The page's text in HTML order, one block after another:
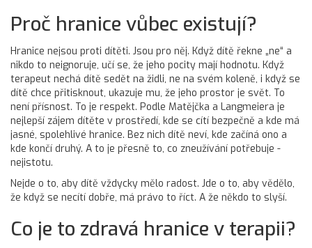
Proč hranice vůbec existují?
Hranice nejsou proti dítěti. Jsou pro něj. Když dítě řekne „ne“ a
nikdo to neignoruje, učí se, že jeho pocity mají hodnotu. Když
terapeut nechá dítě sedět na židli, ne na svém koleně, i když se
dítě chce přitisknout, ukazuje mu, že jeho prostor je svět. To
není přísnost. To je respekt. Podle Matějčka a Langmeiera je
nejlepší zájem dítěte v prostředí, kde se cítí bezpečně a kde má
jasné, spolehlivé hranice. Bez nich dítě neví, kde začíná ono a
kde končí druhý. A to je přesně to, co zneužívání potřebuje -
nejistotu.
Nejde o to, aby dítě vždycky mělo radost. Jde o to, aby vědělo,
že když se necítí dobře, má právo to říct. A že někdo to slyší.
Co je to zdravá hranice v terapii?